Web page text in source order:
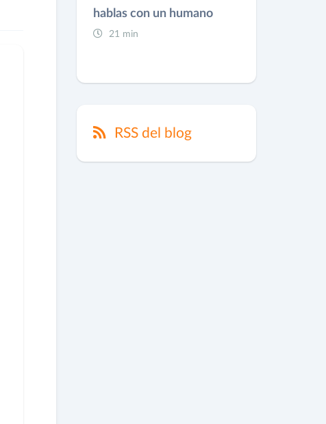
hablas con un humano
21 min
RSS del blog